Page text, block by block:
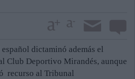
dictaminó además el
Club Deportivo Mirandés, aunque
recurso al Tribunal